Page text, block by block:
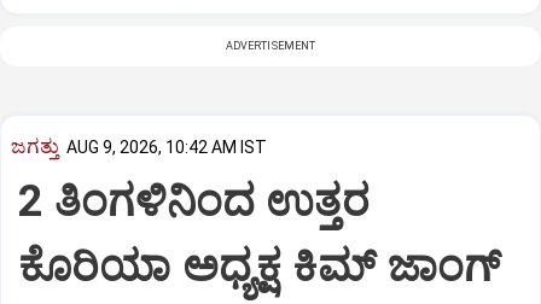
ADVERTISEMENT
ಜಗತ್ತು AUG 9, 2026, 10:42 AM IST
2 ತಿಂಗಳಿನಿಂದ ಉತ್ತರ
ಕೊರಿಯಾ ಅಧ್ಯಕ್ಷ ಕಿಮ್‌ ಜಾಂಗ್‌